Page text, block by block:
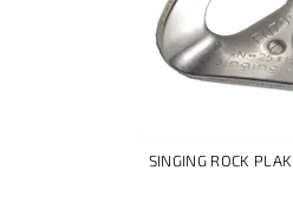
SINGING ROCK